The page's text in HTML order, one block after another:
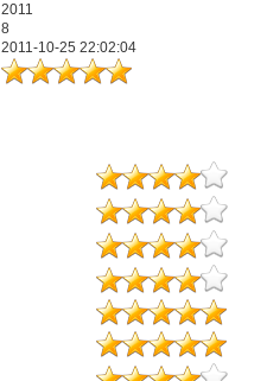
2011
8
2011-10-25 22:02:04